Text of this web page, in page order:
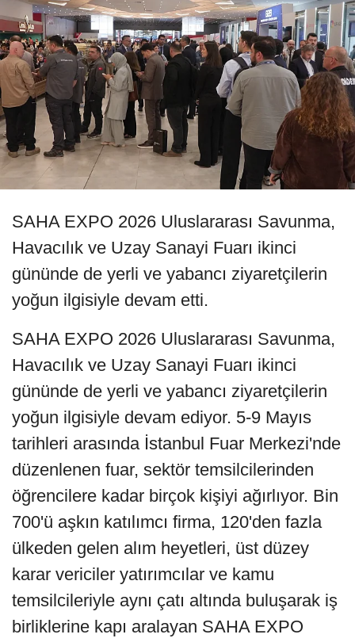
SAHA EXPO 2026 Uluslararası Savunma,
Havacılık ve Uzay Sanayi Fuarı ikinci
gününde de yerli ve yabancı ziyaretçilerin
yoğun ilgisiyle devam etti.
SAHA EXPO 2026 Uluslararası Savunma,
Havacılık ve Uzay Sanayi Fuarı ikinci
gününde de yerli ve yabancı ziyaretçilerin
yoğun ilgisiyle devam ediyor. 5-9 Mayıs
tarihleri arasında İstanbul Fuar Merkezi'nde
düzenlenen fuar, sektör temsilcilerinden
öğrencilere kadar birçok kişiyi ağırlıyor. Bin
700'ü aşkın katılımcı firma, 120'den fazla
ülkeden gelen alım heyetleri, üst düzey
karar vericiler yatırımcılar ve kamu
temsilcileriyle aynı çatı altında buluşarak iş
birliklerine kapı aralayan SAHA EXPO